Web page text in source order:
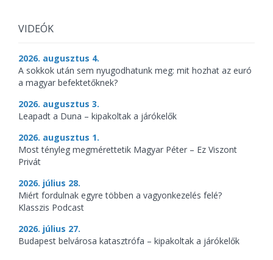
VIDEÓK
2026. augusztus 4.
A sokkok után sem nyugodhatunk meg: mit hozhat az euró
a magyar befektetőknek?
2026. augusztus 3.
Leapadt a Duna – kipakoltak a járókelők
2026. augusztus 1.
Most tényleg megmérettetik Magyar Péter – Ez Viszont
Privát
2026. július 28.
Miért fordulnak egyre többen a vagyonkezelés felé?
Klasszis Podcast
2026. július 27.
Budapest belvárosa katasztrófa – kipakoltak a járókelők